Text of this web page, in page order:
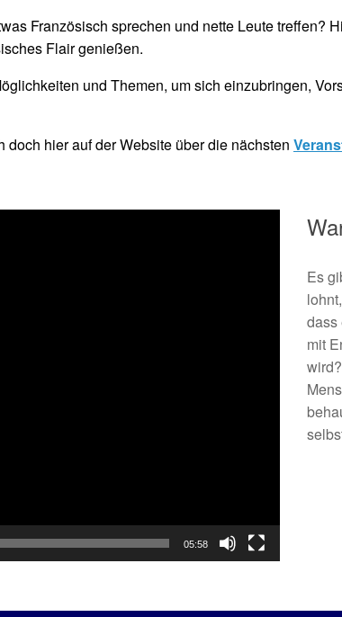
Französisch sprechen und nette Leute treffen?
Flair genießen.
und Themen, um sich einzubringen,
hier auf der Website über die nächsten
05:58
Es
dass
mit